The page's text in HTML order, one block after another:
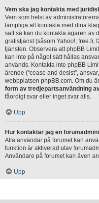
Vem ska jag kontakta med
Vem som helst av
lämpliga att kontakta med dina
sätt så kan du kontakta ägaren av
gratistjänst (såsom Yahoo!, free.fr,
tjänsten. Observera att phpBB
kan inte på något sätt hållas
används. Kontakta inte phpBB
ärende (“cease and desist”,
webbplatsen phpBB.com. Om du
form av tredjepartsanvändning
fåordigt svar eller inget svar alls.
Upp
Hur kontaktar jag en
Alla användar på forumet kan
funktion är aktiverad utav
Användare på forumet kan även
Upp